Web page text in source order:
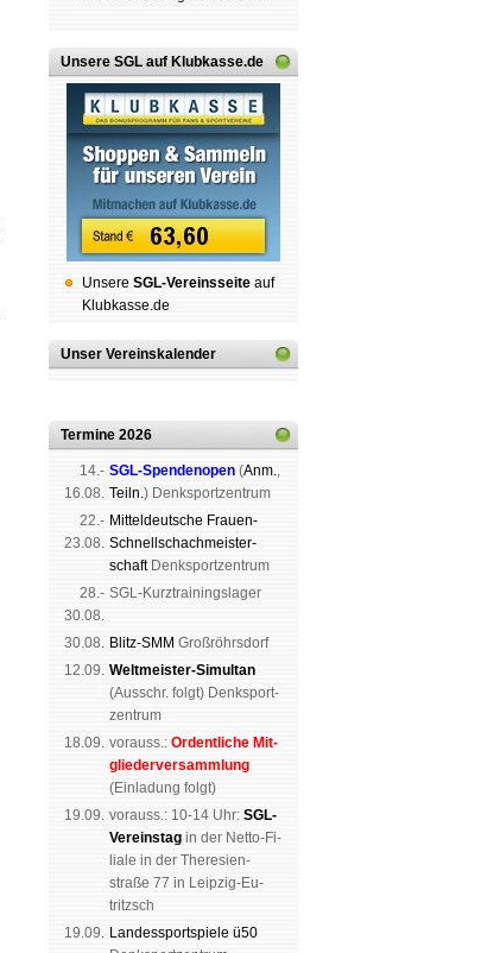
Unsere SGL auf Klubkasse.de
Unsere SGL-Ver­eins­sei­te auf
Klubkasse.de
Unser Vereinskalender
Termine 2026
14.-
16.08.
SGL-Spenden­open (Anm.,
Teiln.) Denk­sport­zen­trum
22.-
23.08.
Mit­tel­deu­tsche Frauen-
Schnell­schach­meis­ter­
schaftDenk­sport­zen­trum
28.-
30.08.
SGL-Kurz­trai­nings­lager
30.08. Blitz-SMM Groß­röhrs­dorf
12.09. Weltmeister-Simultan
(Aus­schr. folgt) Denk­sport­
zen­trum
18.09. vorauss.: Or­dent­li­che Mit­
glie­der­ver­samm­lung
(Ein­la­dung folgt)
19.09. vor­auss.: 10-14 Uhr: SGL-
Ver­eins­tag in der Netto-Fi­
li­a­le in der The­re­sien­
straße 77 in Leip­zig-Eu­
tritzsch
19.09. Landes­sport­spiele ü50